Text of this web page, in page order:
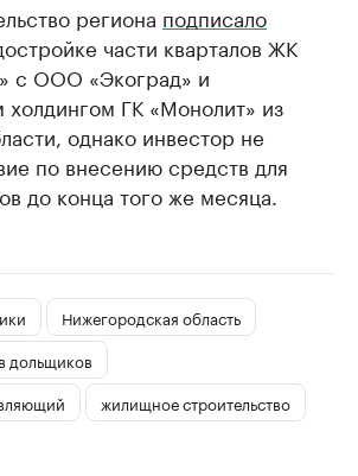
региона подписало
части кварталов ЖК
с ООО «Экоград» и
холдингом ГК «Монолит» из
однако инвестор не
по внесению средств для
до конца того же месяца.
Нижегородская область
дольщиков
жилищное строительство